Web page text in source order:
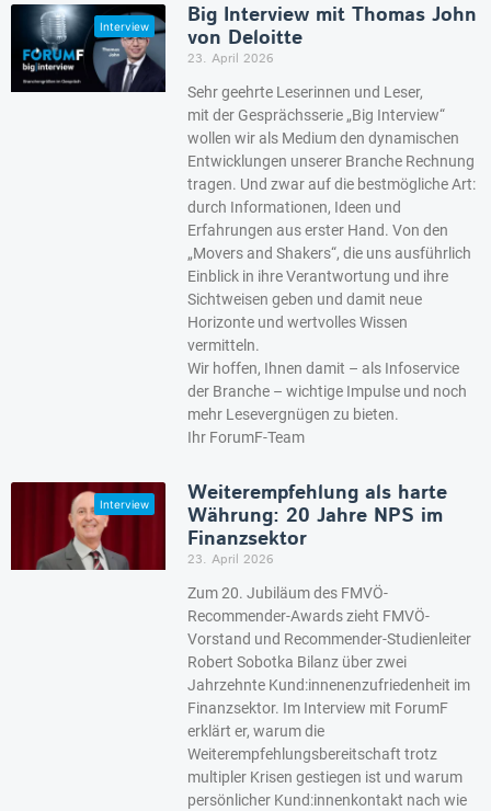
Big Interview mit Thomas John
von Deloitte
23. April 2026
Sehr geehrte Leserinnen und Leser,
mit der Gesprächsserie „Big Interview“
wollen wir als Medium den dynamischen
Entwicklungen unserer Branche Rechnung
tragen. Und zwar auf die bestmögliche Art:
durch Informationen, Ideen und
Erfahrungen aus erster Hand. Von den
„Movers and Shakers“, die uns ausführlich
Einblick in ihre Verantwortung und ihre
Sichtweisen geben und damit neue
Horizonte und wertvolles Wissen
vermitteln.
Wir hoffen, Ihnen damit – als Infoservice
der Branche – wichtige Impulse und noch
mehr Lesevergnügen zu bieten.
Ihr ForumF-Team
Weiterempfehlung als harte
Währung: 20 Jahre NPS im
Finanzsektor
23. April 2026
Zum 20. Jubiläum des FMVÖ-
Recommender-Awards zieht FMVÖ-
Vorstand und Recommender-Studienleiter
Robert Sobotka Bilanz über zwei
Jahrzehnte Kund:innenenzufriedenheit im
Finanzsektor. Im Interview mit ForumF
erklärt er, warum die
Weiterempfehlungsbereitschaft trotz
multipler Krisen gestiegen ist und warum
persönlicher Kund:innenkontakt nach wie